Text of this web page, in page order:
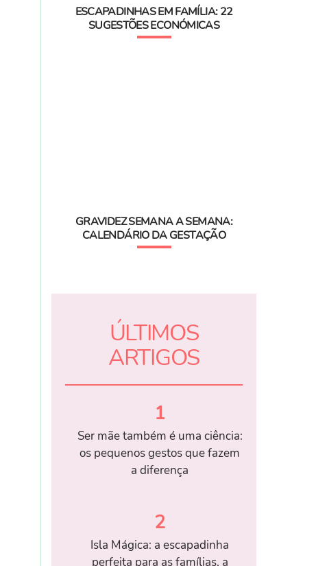
ESCAPADINHAS EM FAMÍLIA: 22
SUGESTÕES ECONÓMICAS
GRAVIDEZ SEMANA A SEMANA:
CALENDÁRIO DA GESTAÇÃO
ÚLTIMOS
ARTIGOS
1
Ser mãe também é uma ciência:
os pequenos gestos que fazem
a diferença
2
Isla Mágica: a escapadinha
perfeita para as famílias, a